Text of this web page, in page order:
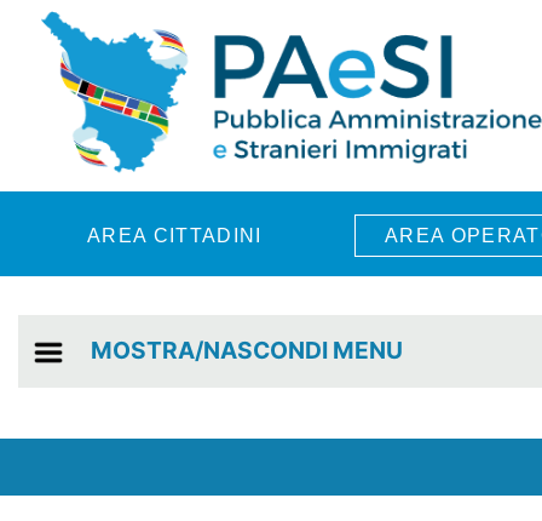
Skip to main content
AREA CITTADINI AREA
MOSTRA/NASCONDI MENU